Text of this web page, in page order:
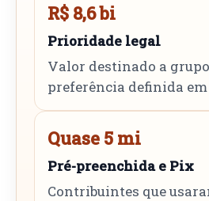
R$ 8,6 bi
Prioridade legal
Valor destinado a
preferência definida
Quase 5 mi
Pré-preenchida e Pix
Contribuintes que